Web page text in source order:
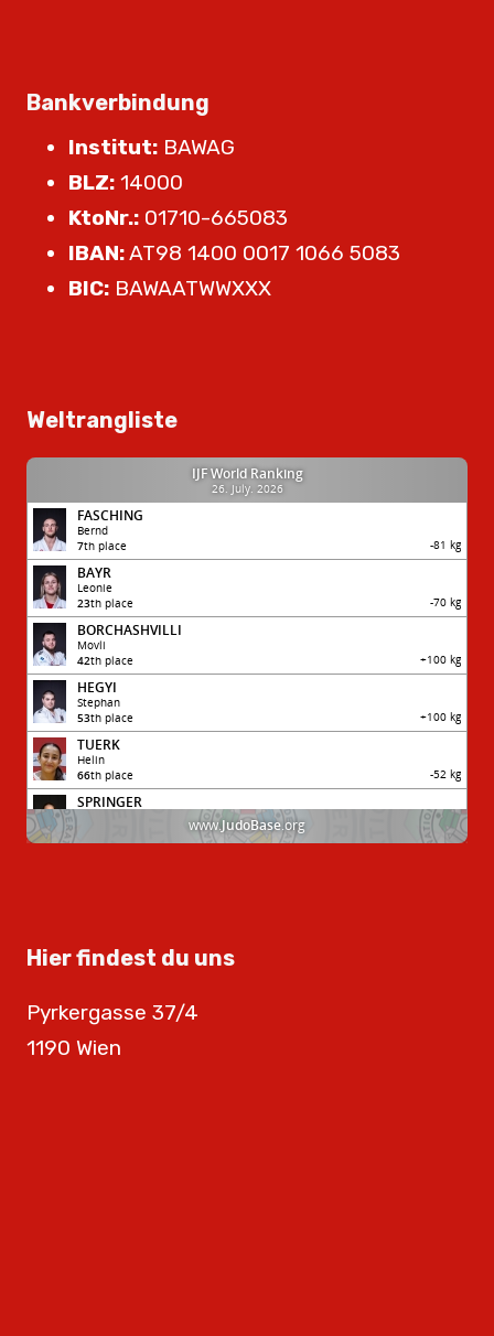
Bankverbindung
Institut: BAWAG
BLZ: 14000
KtoNr.: 01710-665083
IBAN:AT98 1400 0017 1066 5083
BIC: BAWAATWWXXX
Weltrangliste
Hier findest du uns
Pyrkergasse 37/4
1190 Wien